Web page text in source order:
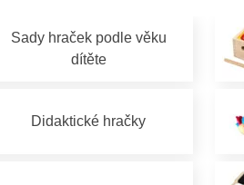
Sady hraček podle věku
dítěte
Didaktické hračky